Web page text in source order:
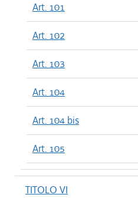
Art. 101
Art. 102
Art. 103
Art. 104
Art. 104 bis
Art. 105
TITOLO VI